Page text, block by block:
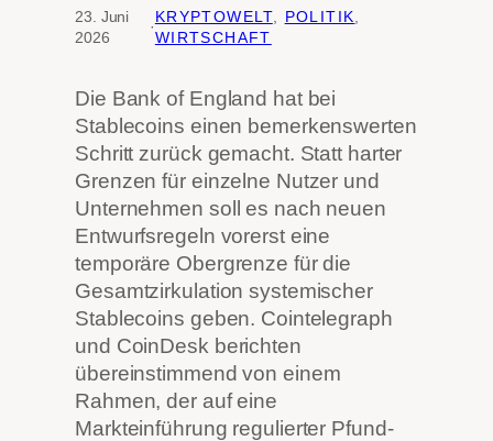
23. Juni
2026
·
KRYPTOWELT, POLITIK
WIRTSCHAFT
Die Bank of England hat bei
Stablecoins einen bemerkenswerten
Schritt zurück gemacht. Statt harter
Grenzen für einzelne Nutzer und
Unternehmen soll es nach neuen
Entwurfsregeln vorerst eine
temporäre Obergrenze für die
Gesamtzirkulation systemischer
Stablecoins geben. Cointelegraph
und CoinDesk berichten
übereinstimmend von einem
Rahmen, der auf eine
Markteinführung regulierter Pfund-